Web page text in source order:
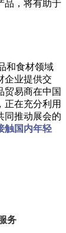
品，将有助于
和食材领域
企业提供交
贸易商在中国
正在充分利用
同推动展会的
触国内年轻
务